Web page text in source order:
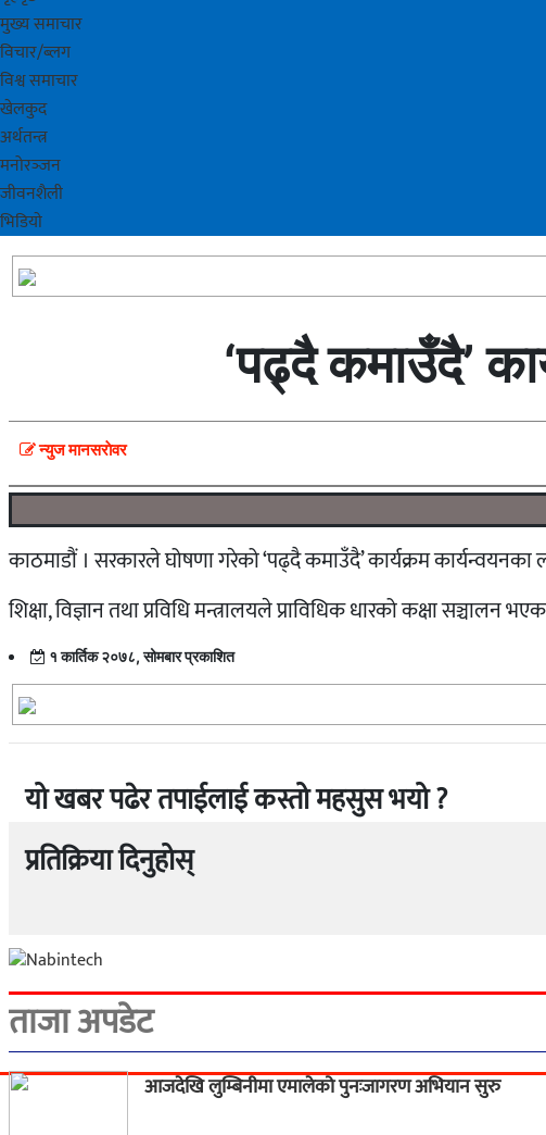
मुख्य समाचार
विचार/ब्लग
विश्व समाचार
खेलकुद
अर्थतन्त्र
मनोरञ्‍जन
जीवनशैली
भिडियाे
‘पढ्दै कमाउँदै’
न्युज मानसराेवर
काठमाडौं । सरकारले घोषणा गरेको ‘पढ्दै कमाउँदै’ कार्यक्रम
शिक्षा, विज्ञान तथा प्रविधि मन्त्रालयले प्राविधिक धारको कक्षा सञ्चालन
१ कार्तिक २०७८, सोमबार प्रकाशित
यो खबर पढेर तपाईलाई कस्तो महसुस भयो ?
प्रतिक्रिया दिनुहोस्
ताजा अपडेट
आजदेखि लुम्बिनीमा एमालेको पुनःजागरण अभियान सुरु